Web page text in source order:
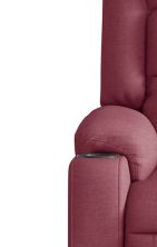
Acest tabel are
coșul de
cererii de
Добавете
количката" и
вноски на